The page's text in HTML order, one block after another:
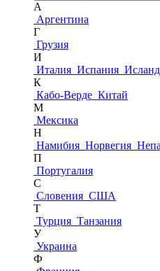
А
Аргентина
Г
Грузия
И
Италия Испания
К
Кабо-Верде Китай
М
Мексика
Н
Намибия Норвегия
П
Португалия
С
Словения США
Т
Турция Танзания
У
Украина
Ф